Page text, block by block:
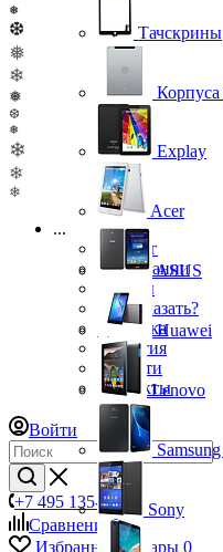
❅
❆
❅
❄
❅
❆
❅
❄
❄
❄
...
Каталог
О компании
Бренды
Как заказать?
Доставка
Гарантия
Новости
Контакты
Войти
+7 495 135-39-43
Сравнение0
Избранные товары 0
Тачскрины
Explay
Acer
ASUS
Huawei
Lenovo
Sony